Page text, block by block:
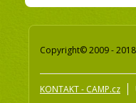
Copyright© 2009 -
KONTAKT - CAMP.cz